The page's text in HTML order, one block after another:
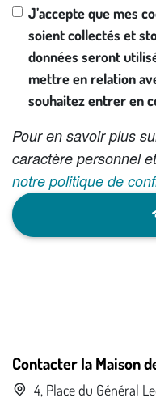
J’accepte que mes
soient collectés et
données seront
mettre en relation
souhaitez entrer en
Pour en savoir plus
caractère personnel
notre politique de
Contacter la Maison
4, Place du Général